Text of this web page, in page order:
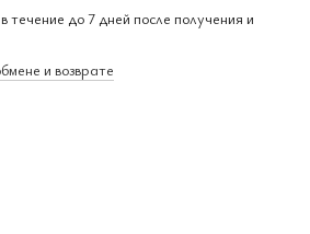
течение до 7 дней после получения и
и возврате